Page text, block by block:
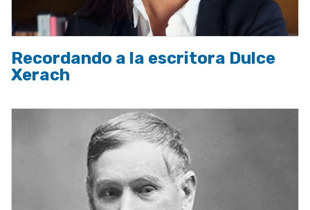
Recordando a la escritora Dulce
Xerach